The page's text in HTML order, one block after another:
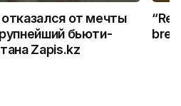
от мечты
бьюти-
Zapis.kz